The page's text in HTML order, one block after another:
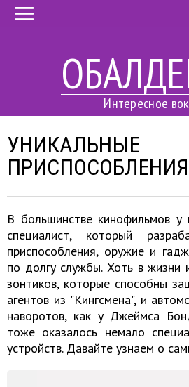
Интересное
УНИКАЛЬНЫЕ
В большинстве кинофильмов у
специалист, который
приспособления, оружие и
по долгу службы. Хоть в жизни
зонтиков, которые способны
агентов из "Кингсмена", и
наворотов, как у Джеймса
тоже оказалось немало
устройств. Давайте узнаем о